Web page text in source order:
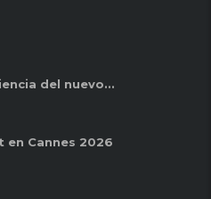
del nuevo...
en Cannes 2026